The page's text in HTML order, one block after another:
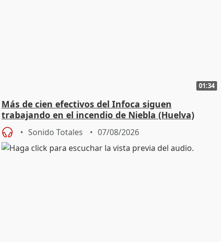
01:34
Más de cien efectivos del Infoca siguen
trabajando en el incendio de Niebla (Huelva)
Sonido Totales 07/08/2026